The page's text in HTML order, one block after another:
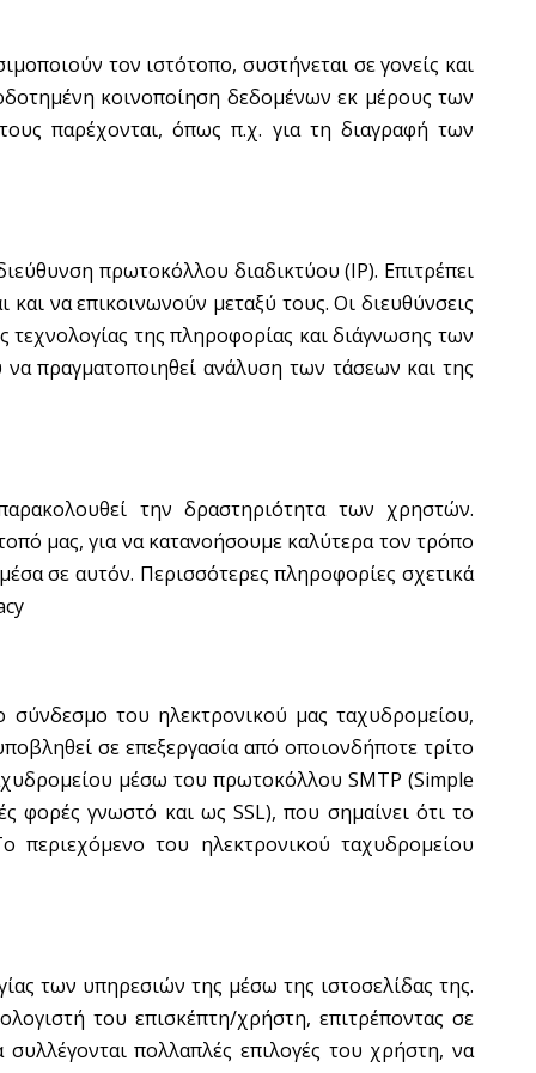
τον ιστότοπο, συστήνεται σε γονείς και
κοινοποίηση δεδομένων εκ μέρους των
παρέχονται, όπως π.χ. για τη διαγραφή των
πρωτοκόλλου διαδικτύου (IP). Επιτρέπει
να επικοινωνούν μεταξύ τους. Οι διευθύνσεις
τεχνολογίας της πληροφορίας και διάγνωσης των
πραγματοποιηθεί ανάλυση των τάσεων και της
την δραστηριότητα των χρηστών.
μας, για να κατανοήσουμε καλύτερα τον τρόπο
σε αυτόν. Περισσότερες πληροφορίες σχετικά
σύνδεσμο του ηλεκτρονικού μας ταχυδρομείου,
σε επεξεργασία από οποιονδήποτε τρίτο
μέσω του πρωτοκόλλου SMTP (Simple
φορές γνωστό και ως SSL), που σημαίνει ότι το
περιεχόμενο του ηλεκτρονικού ταχυδρομείου
των υπηρεσιών της μέσω της ιστοσελίδας της.
του επισκέπτη/χρήστη, επιτρέποντας σε
πολλαπλές επιλογές του χρήστη, να